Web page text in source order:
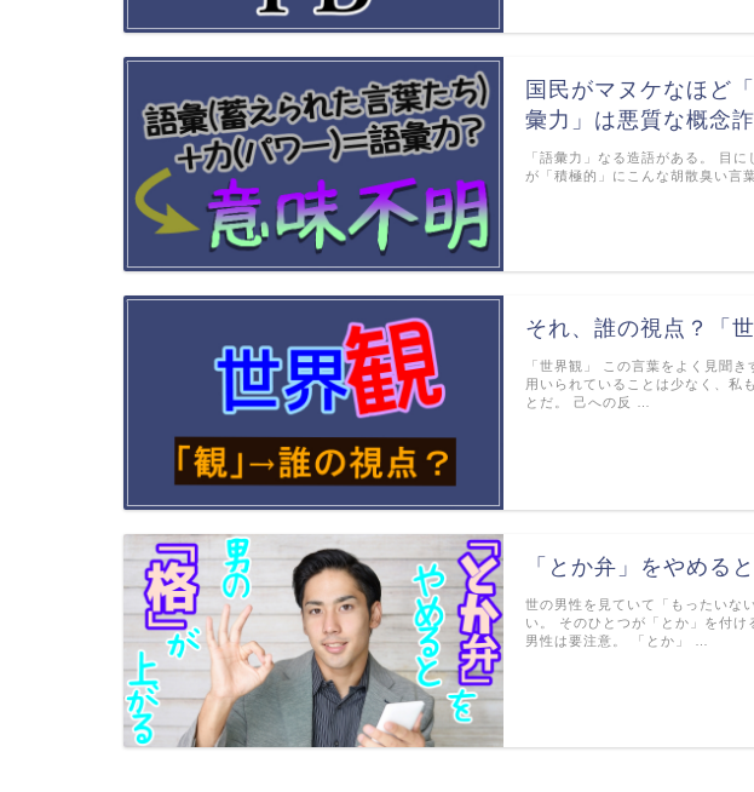
国民がマヌケなほど
彙力」は悪質な概念
「語彙力」なる造語がある。 目
が「積極的」にこんな胡散臭い言
それ、誰の視点？「
「世界観」 この言葉をよく見聞
用いられていることは少なく、私
とだ。 己への反 …
「とか弁」をやめる
世の男性を見ていて「もったいな
い。 そのひとつが「とか」を付
男性は要注意。 「とか」 …